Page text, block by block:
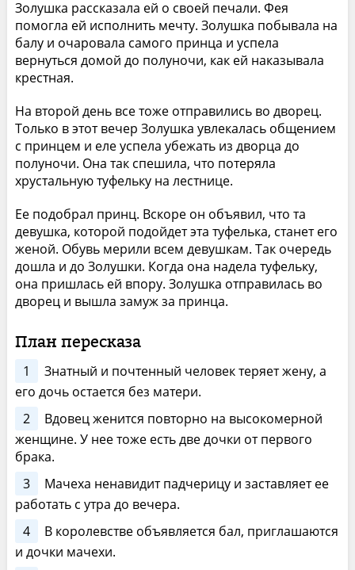
Золушка рассказала ей о своей печали. Фея
помогла ей исполнить мечту. Золушка побывала на
балу и очаровала самого принца и успела
вернуться домой до полуночи, как ей наказывала
крестная.
На второй день все тоже отправились во дворец.
Только в этот вечер Золушка увлекалась общением
с принцем и еле успела убежать из дворца до
полуночи. Она так спешила, что потеряла
хрустальную туфельку на лестнице.
Ее подобрал принц. Вскоре он объявил, что та
девушка, которой подойдет эта туфелька, станет его
женой. Обувь мерили всем девушкам. Так очередь
дошла и до Золушки. Когда она надела туфельку,
она пришлась ей впору. Золушка отправилась во
дворец и вышла замуж за принца.
План пересказа
1
Знатный и почтенный человек теряет жену, а
его дочь остается без матери.
2
Вдовец женится повторно на высокомерной
женщине. У нее тоже есть две дочки от первого
брака.
3
Мачеха ненавидит падчерицу и заставляет ее
работать с утра до вечера.
4
В королевстве объявляется бал, приглашаются
и дочки мачехи.